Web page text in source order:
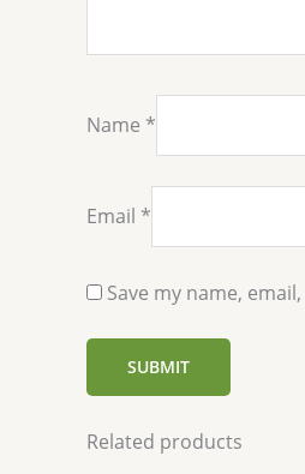
Name *
Email *
Save my name,
Related products